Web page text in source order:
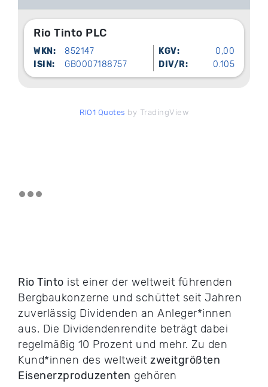
Rio Tinto PLC
WKN: 852147 KGV:
0,00
ISIN:
GB0007188757 DIV/R: 0.105
RIO1 Quotes by TradingView
Rio Tinto ist einer der weltweit führenden
Bergbaukonzerne und schüttet seit Jahren
zuverlässig Dividenden an Anleger*innen
aus. Die Dividendenrendite beträgt dabei
regelmäßig 10 Prozent und mehr. Zu den
Kund*innen des weltweit zweitgrößten
Eisenerzproduzenten gehören